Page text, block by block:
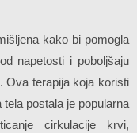
kako bi pomogla
napetosti i poboljšaju
Ova terapija koja koristi
postala je popularna
cirkulacije krvi,